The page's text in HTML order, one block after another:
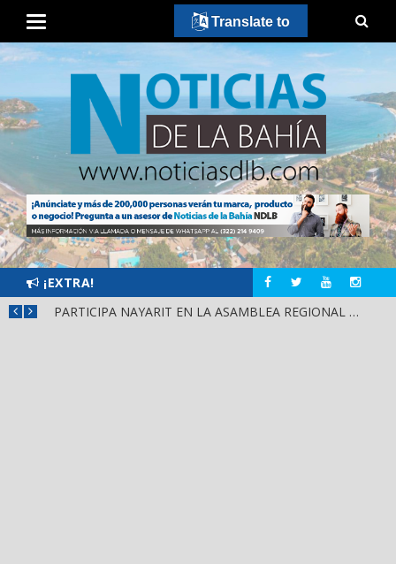
¡EXTRA!
PARTICIPA NAYARIT EN LA ASAMBLEA REGIONAL DE CONSULTA PARA LA LEY DE DERECHOS INDÍGENAS Y AFROMEXICANOS
Translate to